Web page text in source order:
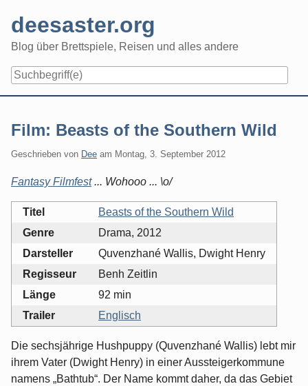
content
deesaster.org
Blog über Brettspiele, Reisen und alles andere
Film: Beasts of the Southern Wild
Geschrieben von Dee am Montag, 3. September 2012
Fantasy Filmfest... Wohooo ... \o/
Titel
Beasts of the Southern Wild
Genre
Drama, 2012
Darsteller
Quvenzhané Wallis, Dwight Henry
Regisseur
Benh Zeitlin
Länge
92 min
Trailer
Englisch
Die sechsjährige Hushpuppy (Quvenzhané Wallis) lebt mir
ihrem Vater (Dwight Henry) in einer Aussteigerkommune
namens „Bathtub“. Der Name kommt daher, da das Gebiet